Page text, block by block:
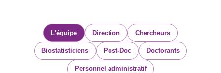
L'équipe Direction Chercheurs
Biostatisticiens Post-Doc Doctorants
Personnel administratif